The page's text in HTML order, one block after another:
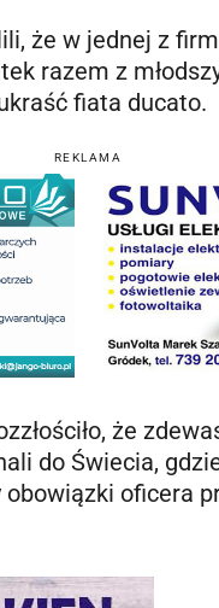
że w jednej z
razem z
fiata ducato.
REKLAMA
że
do Świecia,
oficera